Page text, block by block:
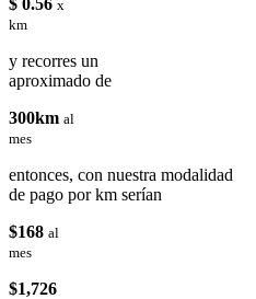
x
km
y recorres un
aproximado de
300km al
mes
entonces, con nuestra modalidad
de pago por km serían
$168 al
mes
$1,726